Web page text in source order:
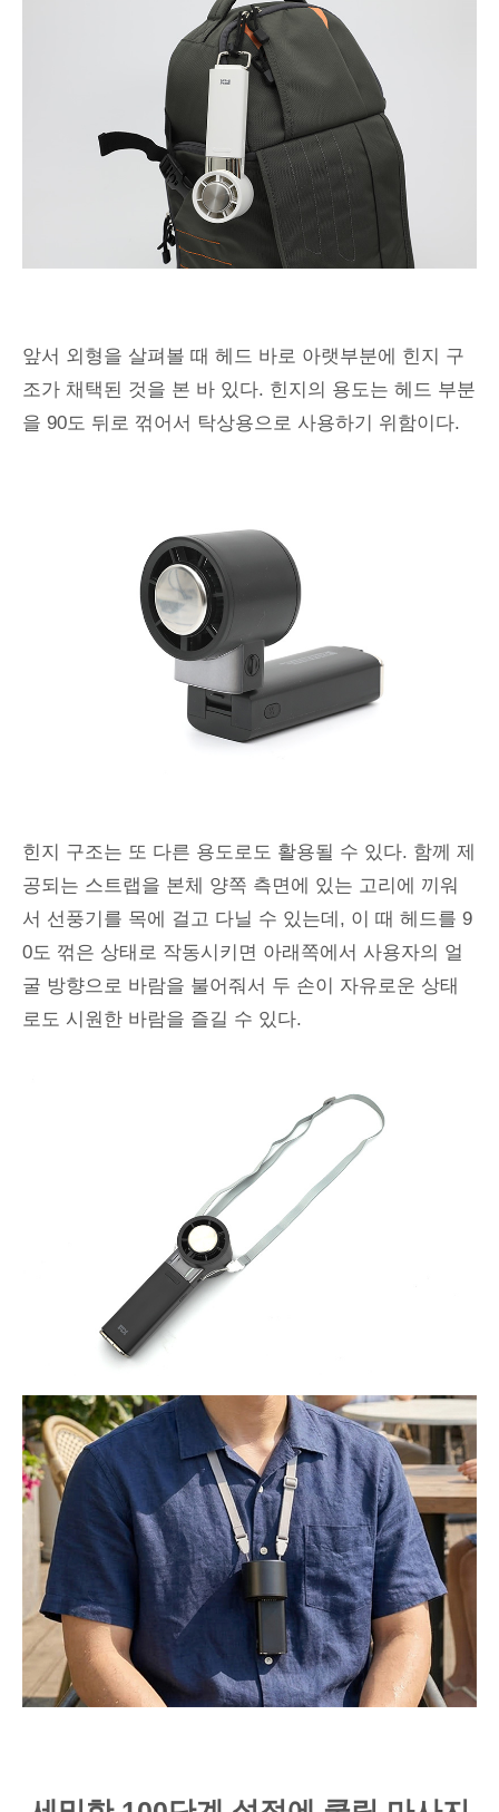
앞서 외형을 살펴볼 때 헤드 바로 아랫부분에 힌지 구
조가 채택된 것을 본 바 있다. 힌지의 용도는 헤드 부분
을 90도 뒤로 꺾어서 탁상용으로 사용하기 위함이다.
힌지 구조는 또 다른 용도로도 활용될 수 있다. 함께 제
공되는 스트랩을 본체 양쪽 측면에 있는 고리에 끼워
서 선풍기를 목에 걸고 다닐 수 있는데, 이 때 헤드를 9
0도 꺾은 상태로 작동시키면 아래쪽에서 사용자의 얼
굴 방향으로 바람을 불어줘서 두 손이 자유로운 상태
로도 시원한 바람을 즐길 수 있다.